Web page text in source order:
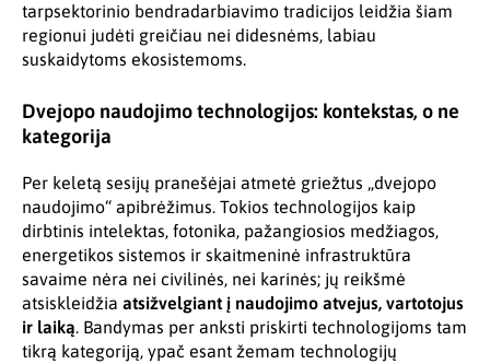
tarpsektorinio bendradarbiavimo tradicijos leidžia šiam
regionui judėti greičiau nei didesnėms, labiau
suskaidytoms ekosistemoms.
Dvejopo naudojimo technologijos: kontekstas, o ne
kategorija
Per keletą sesijų pranešėjai atmetė griežtus „dvejopo
naudojimo“ apibrėžimus. Tokios technologijos kaip
dirbtinis intelektas, fotonika, pažangiosios medžiagos,
energetikos sistemos ir skaitmeninė infrastruktūra
savaime nėra nei civilinės, nei karinės; jų reikšmė
atsiskleidžia atsižvelgiant į naudojimo atvejus, vartotojus
ir laiką. Bandymas per anksti priskirti technologijoms tam
tikrą kategoriją, ypač esant žemam technologijų